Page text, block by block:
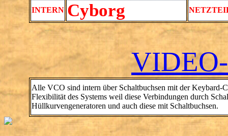
INTERN Cyborg
Alle VCO sind intern über Schaltbuchsen mit der Keybard-
Flexibilität des Systems weil diese Verbindungen durch
Hüllkurvengeneratoren und auch diese mit Schaltbuchsen.